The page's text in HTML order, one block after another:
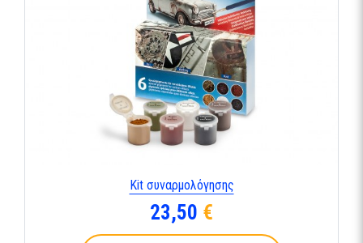
Kit συναρμολόγησης
23,50 €